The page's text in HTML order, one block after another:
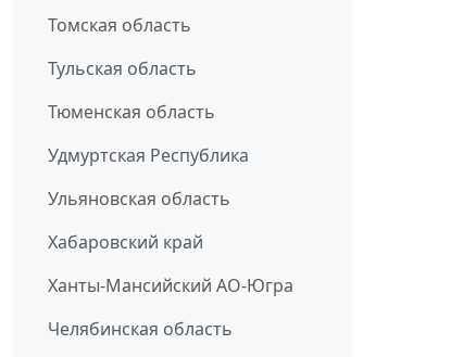
Томская область
Тульская область
Тюменская область
Удмуртская Республика
Ульяновская область
Хабаровский край
Ханты-Мансийский АО-Югра
Челябинская область